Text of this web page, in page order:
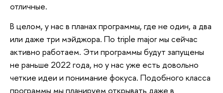
отличные.
В целом, у нас в планах программы, где не один, а два
или даже три мэйджора. По triple major мы сейчас
активно работаем. Эти программы будут запущены
не раньше 2022 года, но у нас уже есть довольно
четкие идеи и понимание фокуса. Подобного класса
программы мы планируем открывать даже в